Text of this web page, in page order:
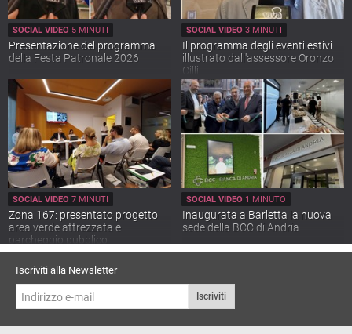
SOCIAL VIDEO 5 MINUTI
Presentazione del programma
della Festa Patronale 2026
SOCIAL VIDEO 3 MINUTI
Il programma degli eventi estivi
illustrato dall'assessore Oronzo
Cilli
SOCIAL VIDEO 7 MINUTI
Zona 167: presentato progetto
area verde attrezzata e
parcheggio pubblico
SOCIAL VIDEO 1 MINUTO
Inaugurata a Barletta la nuova
sede della BCC di Andria
Iscriviti alla Newsletter
Iscriviti